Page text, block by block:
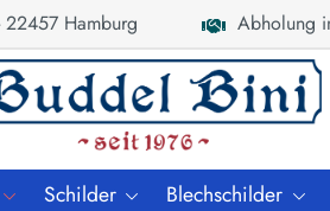
Hamburg Abholung
Schilder Blechschilder